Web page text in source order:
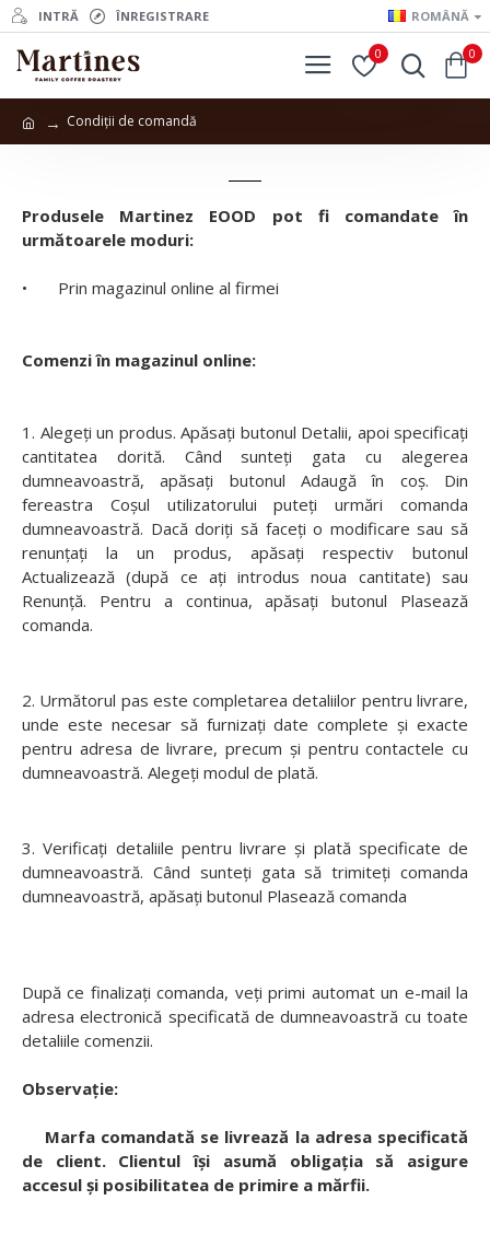
INTRĂ ÎNREGISTRARE ROMÂNĂ
0 0
Condiții de comandă
Produsele Martinez EOOD pot fi comandate în
următoarele moduri:
• Prin magazinul online al firmei
Comenzi în magazinul online:
1. Alegeți un produs. Apăsați butonul Detalii, apoi specificați
cantitatea dorită. Când sunteți gata cu alegerea
dumneavoastră, apăsați butonul Adaugă în coș. Din
fereastra Coșul utilizatorului puteți urmări comanda
dumneavoastră. Dacă doriți să faceți o modificare sau să
renunțați la un produs, apăsați respectiv butonul
Actualizează (după ce ați introdus noua cantitate) sau
Renunță. Pentru a continua, apăsați butonul Plasează
comanda.
2. Următorul pas este completarea detaliilor pentru livrare,
unde este necesar să furnizați date complete și exacte
pentru adresa de livrare, precum și pentru contactele cu
dumneavoastră. Alegeți modul de plată.
3. Verificați detaliile pentru livrare și plată specificate de
dumneavoastră. Când sunteți gata să trimiteți comanda
dumneavoastră, apăsați butonul Plasează comanda
După ce finalizați comanda, veți primi automat un e-mail la
adresa electronică specificată de dumneavoastră cu toate
detaliile comenzii.
Observație:
Marfa comandată se livrează la adresa specificată
de client. Clientul își asumă obligația să asigure
accesul și posibilitatea de primire a mărfii.